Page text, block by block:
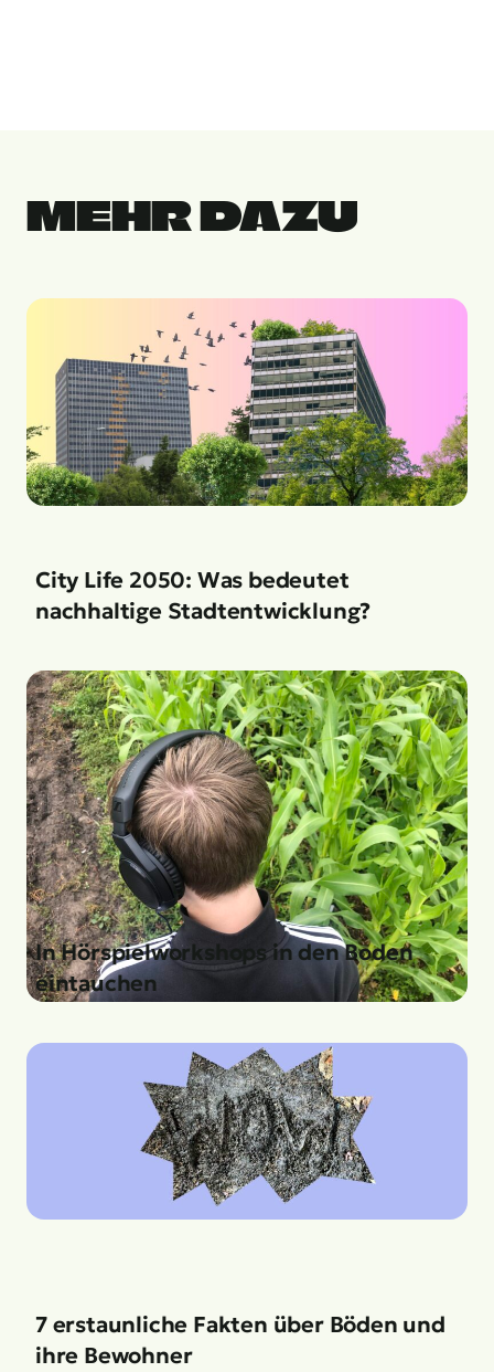
MEHR DAZU
City Life 2050: Was bedeutet
nachhaltige Stadtentwicklung?
In Hörspielworkshops in den Boden
eintauchen
7 erstaunliche Fakten über Böden und
ihre Bewohner